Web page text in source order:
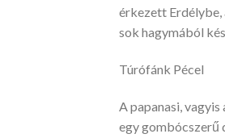
érkezett Erdélybe,
sok hagymából
Túrófánk Pécel
A papanasi,
egy gombócszerű